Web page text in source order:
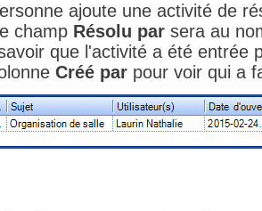
ajoute une activité de
champ Résolu par sera au
que l'activité a été entrée
Créé par pour voir qui a